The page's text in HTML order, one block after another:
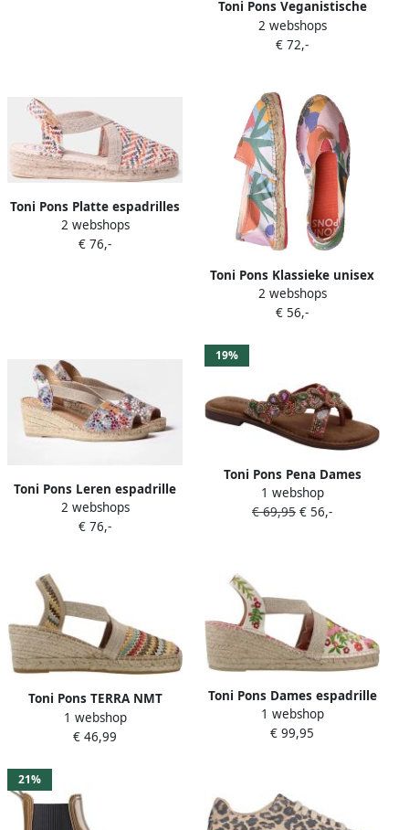
Toni Pons Veganistische
espadrille van gestreept
katoen voor dames met
2 webshops
€ 72,-
Toni Pons Platte espadrilles
voor dames van veelkleurig
raffia VERA-MS
2 webshops
€ 76,-
Toni Pons Klassieke unisex
espadrille met print
BLANES-TJ
2 webshops
€ 56,-
Toni Pons Leren espadrille
met middelhoge sleehak en
open achterkant TEIDE-PM
2 webshops
€ 76,-
19%
Toni Pons Pena Dames
Teenslippers Pink
1 webshop
€ 69,95 € 56,-
Toni Pons TERRA NMT
Veelkleurig
1 webshop
€ 46,99
Toni Pons Dames espadrille
met sleehak en veelkleurig
borduurwerk MONTJOI
1 webshop
€ 99,95
21%